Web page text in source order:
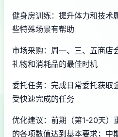
健身房训练：提升体力和技术
些特殊场景有帮助
市场采购：周一、三、五商店
礼物和消耗品的最佳时机
委托任务：完成日常委托获取
受快速完成的任务
优化建议：前期（第1-20天）
的各项数值达到基本要求；中